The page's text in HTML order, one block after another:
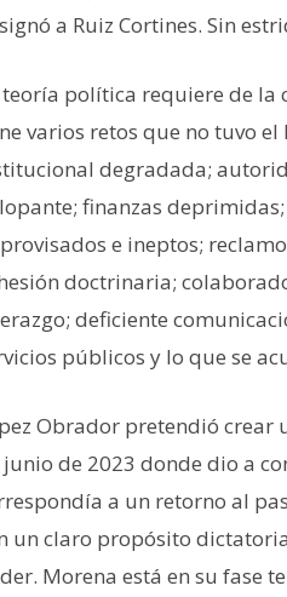
a Ruiz Cortines. Sin
teoría política requiere de la
varios retos que no tuvo
degradada;
finanzas
e ineptos;
doctrinaria;
deficiente
públicos y lo que se
Obrador pretendió crear
de 2023 donde dio a
a un retorno al
un claro propósito
Morena está en su fase